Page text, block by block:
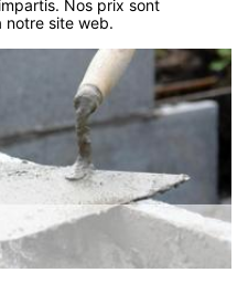
Nos prix sont
notre site web.